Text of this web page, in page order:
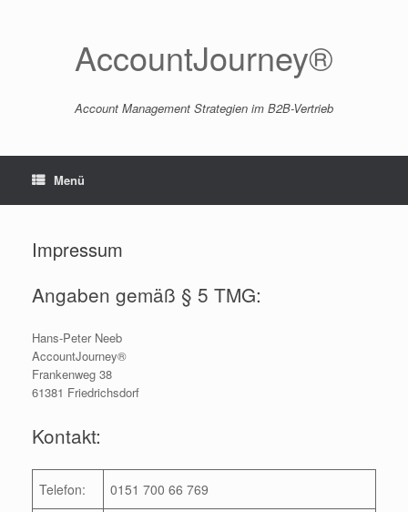
AccountJourney®
Account Management Strategien im B2B-Vertrieb
Menü
Impressum
Angaben gemäß § 5 TMG:
Hans-Peter Neeb
AccountJourney®
Frankenweg 38
61381 Friedrichsdorf
Kontakt:
Telefon: 0151 700 66 769